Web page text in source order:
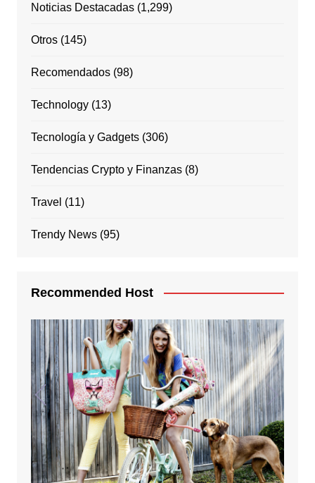
Noticias Destacadas(1,299)
Otros(145)
Recomendados(98)
Technology(13)
Tecnología y Gadgets(306)
Tendencias Crypto y Finanzas(8)
Travel (11)
Trendy News(95)
Recommended Host